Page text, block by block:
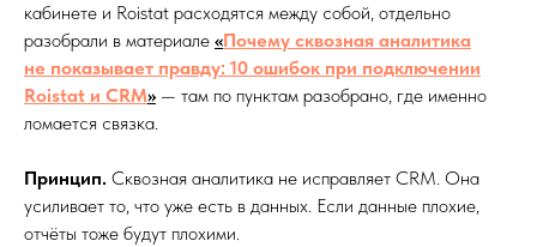
кабинете и Roistat расходятся между собой, отдельно
разобрали в материале «Почему сквозная аналитика
не показывает правду: 10 ошибок при подключении
Roistat и CRM» — там по пунктам разобрано, где именно
ломается связка.
Принцип. Сквозная аналитика не исправляет CRM. Она
усиливает то, что уже есть в данных. Если данные плохие,
отчёты тоже будут плохими.